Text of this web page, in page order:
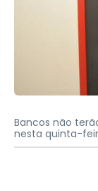
Bancos não
nesta quinta-